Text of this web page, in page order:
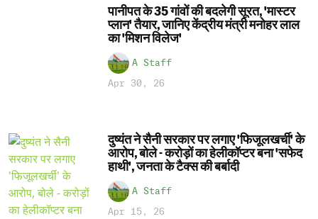
पानीपत के 35 गांवों की बदलेगी सूरत, 'मास्टर
प्लान' तैयार, जानिए केंद्रीय मंत्री मनोहर लाल
का 'मिशन विलेज'
A Staff
Apr 30, 26
दुष्यंत ने सैनी सरकार पर लगाए 'फिजूलखर्ची' के
आरोप, बोले - करोड़ों का हेलीकॉप्टर बना 'सफेद
हाथी', जनता के टैक्स की बर्बादी
A Staff
Apr 15, 26